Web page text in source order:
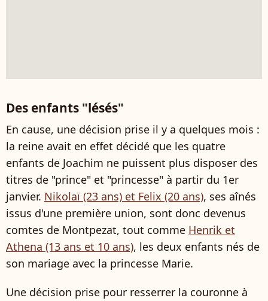
Des enfants "lésés"
En cause, une décision prise il y a quelques mois :
la reine avait en effet décidé que les quatre
enfants de Joachim ne puissent plus disposer des
titres de "prince" et "princesse" à partir du 1er
janvier. Nikolaï (23 ans) et Felix (20 ans), ses aînés
issus d'une première union, sont donc devenus
comtes de Montpezat, tout comme Henrik et
Athena (13 ans et 10 ans), les deux enfants nés de
son mariage avec la princesse Marie.
Une décision prise pour resserrer la couronne à